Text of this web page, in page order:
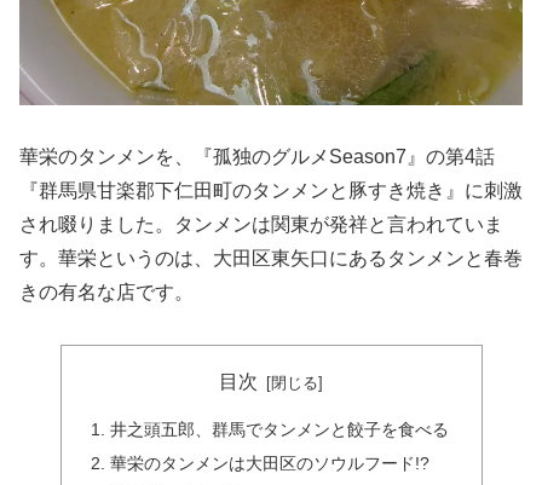
華栄のタンメンを、『孤独のグルメSeason7』の第4話
『群馬県甘楽郡下仁田町のタンメンと豚すき焼き』に刺激
され啜りました。タンメンは関東が発祥と言われていま
す。華栄というのは、大田区東矢口にあるタンメンと春巻
きの有名な店です。
目次
井之頭五郎、群馬でタンメンと餃子を食べる
華栄のタンメンは大田区のソウルフード!?